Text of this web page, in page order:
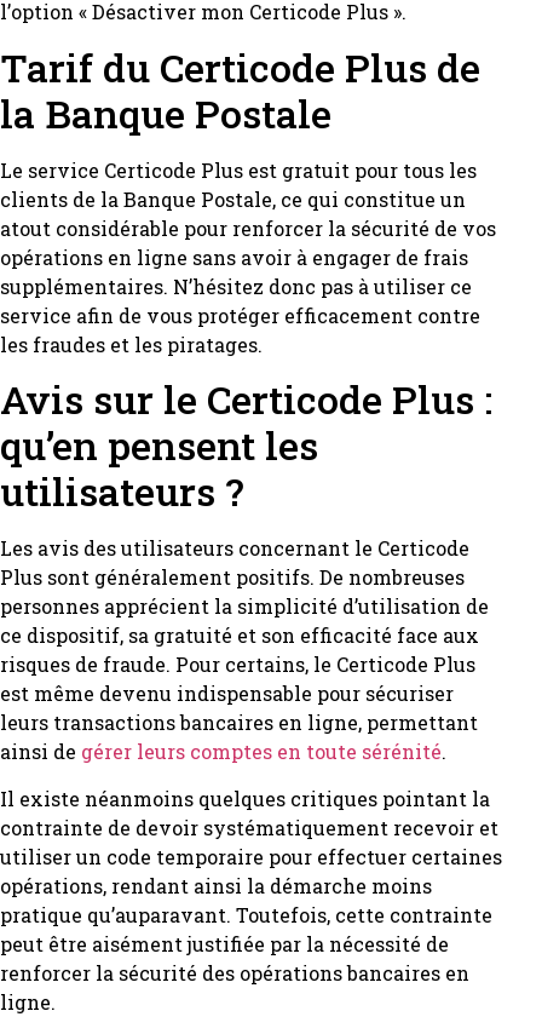
l’option « Désactiver mon Certicode Plus ».
Tarif du Certicode Plus de
la Banque Postale
Le service Certicode Plus est gratuit pour tous les
clients de la Banque Postale, ce qui constitue un
atout considérable pour renforcer la sécurité de vos
opérations en ligne sans avoir à engager de frais
supplémentaires. N’hésitez donc pas à utiliser ce
service afin de vous protéger efficacement contre
les fraudes et les piratages.
Avis sur le Certicode Plus :
qu’en pensent les
utilisateurs ?
Les avis des utilisateurs concernant le Certicode
Plus sont généralement positifs. De nombreuses
personnes apprécient la simplicité d’utilisation de
ce dispositif, sa gratuité et son efficacité face aux
risques de fraude. Pour certains, le Certicode Plus
est même devenu indispensable pour sécuriser
leurs transactions bancaires en ligne, permettant
ainsi de gérer leurs comptes en toute sérénité.
Il existe néanmoins quelques critiques pointant la
contrainte de devoir systématiquement recevoir et
utiliser un code temporaire pour effectuer certaines
opérations, rendant ainsi la démarche moins
pratique qu’auparavant. Toutefois, cette contrainte
peut être aisément justifiée par la nécessité de
renforcer la sécurité des opérations bancaires en
ligne.